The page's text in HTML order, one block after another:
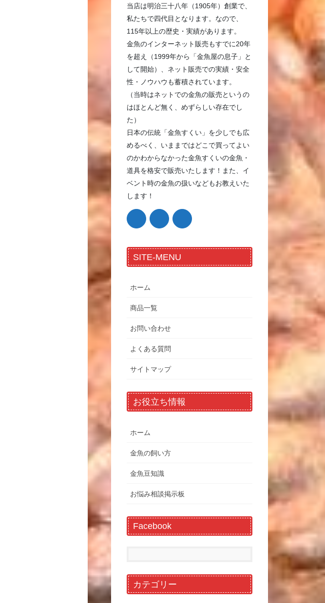
当店は明治三十八年（1905年）創業で、
私たちで四代目となります。なので、
115年以上の歴史・実績があります。
金魚のインターネット販売もすでに20年
を超え（1999年から「金魚屋の息子」と
して開始）、ネット販売での実績・安全
性・ノウハウも蓄積されています。
（当時はネットでの金魚の販売というの
はほとんど無く、めずらしい存在でし
た）
日本の伝統「金魚すくい」を少しでも広
めるべく、いままではどこで買ってよい
のかわからなかった金魚すくいの金魚・
道具を格安で販売いたします！また、イ
ベント時の金魚の扱いなどもお教えいた
します！
SITE-MENU
ホーム
商品一覧
お問い合わせ
よくある質問
サイトマップ
お役立ち情報
ホーム
金魚の飼い方
金魚豆知識
お悩み相談掲示板
Facebook
カテゴリー